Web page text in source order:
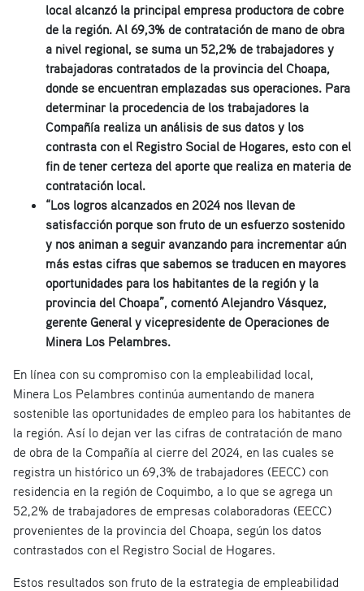
local alcanzó la principal empresa productora de cobre
de la región. Al 69,3% de contratación de mano de obra
a nivel regional, se suma un 52,2% de trabajadores y
trabajadoras contratados de la provincia del Choapa,
donde se encuentran emplazadas sus operaciones. Para
determinar la procedencia de los trabajadores la
Compañía realiza un análisis de sus datos y los
contrasta con el Registro Social de Hogares, esto con el
fin de tener certeza del aporte que realiza en materia de
contratación local.
“Los logros alcanzados en 2024 nos llevan de
satisfacción porque son fruto de un esfuerzo sostenido
y nos animan a seguir avanzando para incrementar aún
más estas cifras que sabemos se traducen en mayores
oportunidades para los habitantes de la región y la
provincia del Choapa”, comentó Alejandro Vásquez,
gerente General y vicepresidente de Operaciones de
Minera Los Pelambres.
En línea con su compromiso con la empleabilidad local,
Minera Los Pelambres continúa aumentando de manera
sostenible las oportunidades de empleo para los habitantes de
la región. Así lo dejan ver las cifras de contratación de mano
de obra de la Compañía al cierre del 2024, en las cuales se
registra un histórico un 69,3% de trabajadores (EECC) con
residencia en la región de Coquimbo, a lo que se agrega un
52,2% de trabajadores de empresas colaboradoras (EECC)
provenientes de la provincia del Choapa, según los datos
contrastados con el Registro Social de Hogares.
Estos resultados son fruto de la estrategia de empleabilidad